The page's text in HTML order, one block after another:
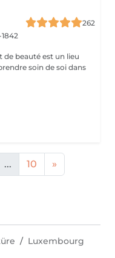
262
de beauté est un lieu
soin de soi dans
... 10 »
Luxembourg